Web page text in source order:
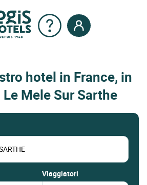
hotel in France, in
Mele Sur Sarthe
Viaggiatori